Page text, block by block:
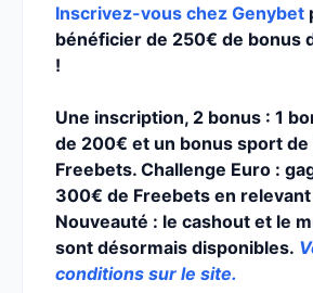
Inscrivez-vous chez Genybet
bénéficier de 250€ de bonus
!
Une inscription, 2 bonus : 1
de 200€ et un bonus sport de
Freebets. Challenge Euro :
300€ de Freebets en
Nouveauté : le cashout et le
sont désormais disponibles.
conditions sur le site.